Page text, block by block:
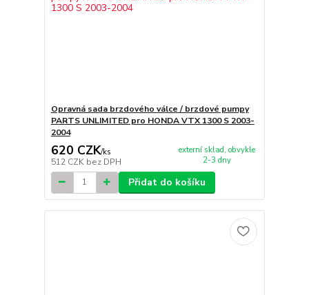
Opravná sada brzdového válce / brzdové pumpy
PARTS UNLIMITED pro HONDA VTX 1300 S 2003-
2004
620 CZK/ks
512 CZK bez DPH
externí sklad, obvykle
2-3 dny
Přidat do košíku